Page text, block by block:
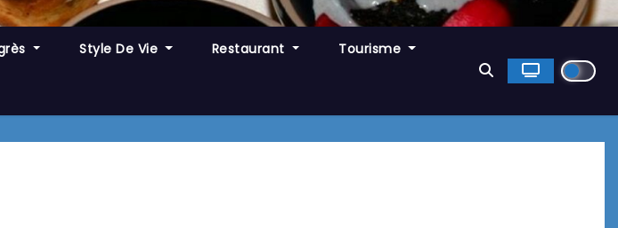
Style De Vie Restaurant Tourisme